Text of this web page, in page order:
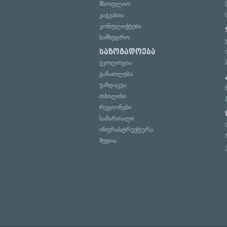
მსოფლიო
კავკასია
კონფლიქტები
სამხედრო
საზოგადოება
ეკოლოგია
განათლება
ჯანდაცვა
თბილისი
რეგიონები
სამართალი
ინფრასტრუქტურა
მედია